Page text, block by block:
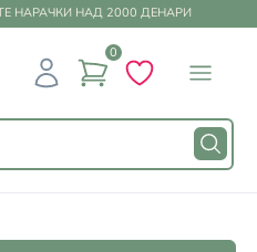
НАРАЧКИ НАД 2000 ДЕНАРИ
0